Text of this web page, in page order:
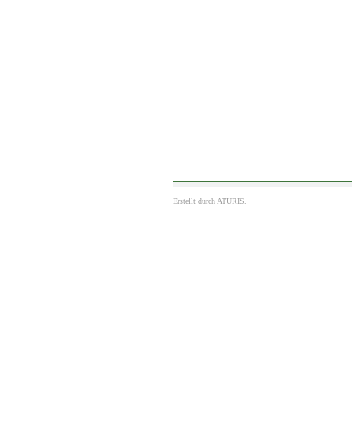
Erstellt durchATURIS.